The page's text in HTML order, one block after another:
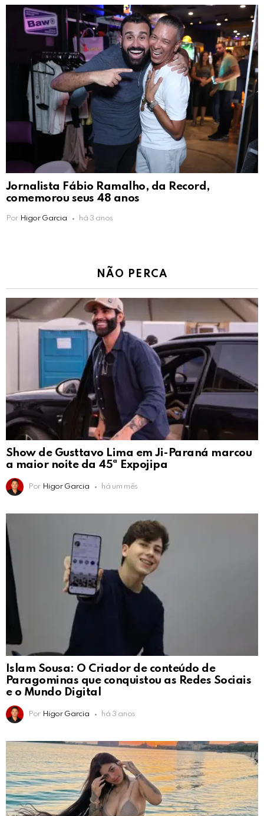
Jornalista Fábio Ramalho, da Record,
comemorou seus 48 anos
Por Higor Garcia há 3 anos
NÃO PERCA
Show de Gusttavo Lima em Ji-Paraná marcou
a maior noite da 45ª Expojipa
Por Higor Garcia há um mês
Islam Sousa: O Criador de conteúdo de
Paragominas que conquistou as Redes Sociais
e o Mundo Digital
Por Higor Garcia há 3 anos